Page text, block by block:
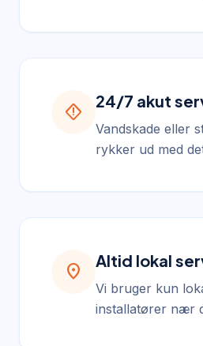
emergency_home
24/7 akut
Vandskade eller
rykker ud med
location_on
Altid lokal
Vi bruger kun
installatører nær